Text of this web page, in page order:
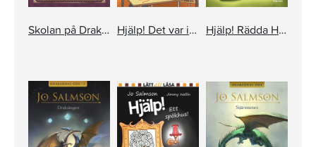
Skolan på Drakön. Den gyllene draken Hjälp! Det var inte mitt fel! Hjälp! Rädda Husse